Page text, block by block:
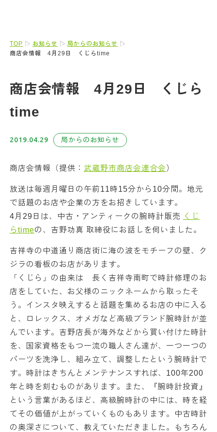
TOP お知らせ
局からのお知らせ
商店会情報 4月29日 くじらtime
商店会情報 4月29日 くじら
time
2019.04.29 局からのお知らせ
商店会情報（提供： 武蔵野市商店会連合会 ）
放送は毎週月曜日の午前11時15分から10分間。地元
で話題のお店や企業の方をお招きしています。
4月29日は、中古・アンティークの腕時計販売
くじ
らtimeの、吉野功真 取締役にお話しを伺いました。
吉祥寺の中道通り商店街に海の波をモチーフの壁、ク
ジラの看板のお店があります。
「くじら」の由来は 長く吉祥寺南町で時計修理のお
店をしていた、お父様のニックネームから取ったそ
う。インスタ映えすると話題を集めるお店の中に入る
と、ロレックス、オメガなど高級ブランド腕時計が並
んでいます。吉野店長が海外などから買い付けた時計
を、国家資格をもつ一流の職人さん達が、一つ一つの
パーツを洗浄し、組み立て、調整したという腕時計で
す。時計はきちんとメンテナンスすれば、100年200
年と時を刻むものがあります。また、『腕時計投資』
という言葉があるほど、高級腕時計の中には、時を経
てその価値が上がっていくものもあります。中古時計
の奥深さについて、教えていただきました。もちろん